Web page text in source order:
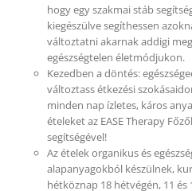
hogy egy szakmai stáb
kiegészülve segíthessen
változtatni akarnak addigi
egészségtelen életmódjukon.
Kezedben a döntés:
változtass étkezési
minden nap ízletes, káros
ételeket az EASE Therapy
segítségével!
Az ételek organikus és
alapanyagokból készülnek,
hétköznap 18 hétvégén, 11 és